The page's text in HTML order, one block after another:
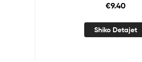
€9.40
Shiko Detajet